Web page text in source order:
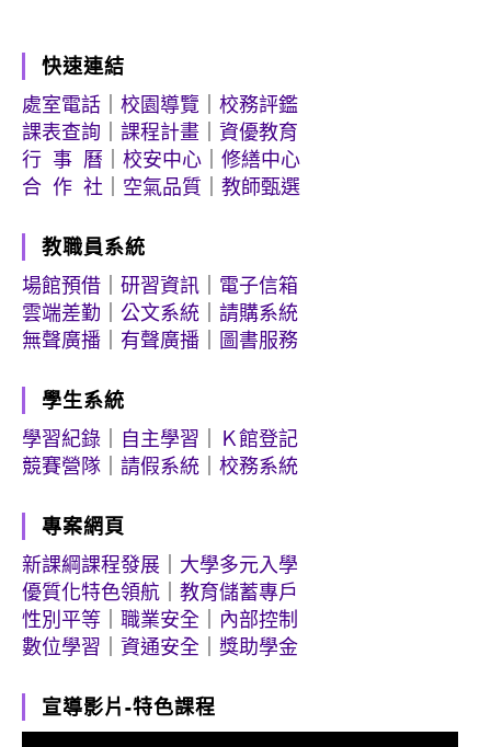
快速連結
處室電話
校園導覽
校務評鑑
課表查詢
課程計畫
資優教育
行 事 曆
校安中心
修繕中心
合 作 社
空氣品質 教師甄選
教職員系統
場館預借
研習資訊
電子信箱
雲端差勤
公文系統
請購系統
無聲廣播
有聲廣播 圖書服務
學生系統
學習紀錄
自主學習
Ｋ館登記
競賽營隊
請假系統 校務系統
專案網頁
新課綱課程發展
大學多元入學
優質化特色領航
教育儲蓄專戶
性別平等
職業安全
內部控制
數位學習
資通安全 獎助學金
宣導影片-特色課程